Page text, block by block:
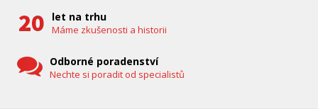
let na trhu
Máme zkušenosti a historii
Odborné poradenství
Nechte si poradit od specialistů